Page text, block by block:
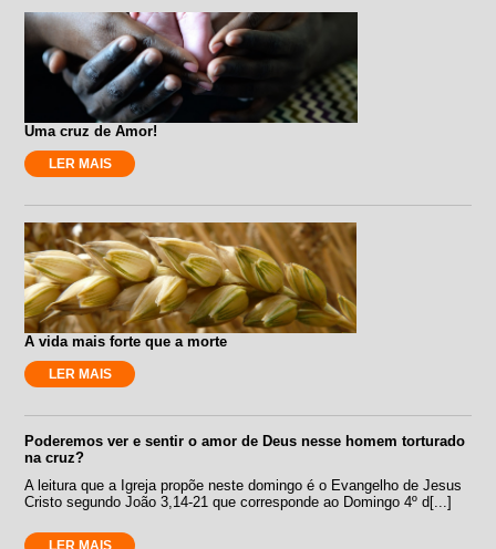
Uma cruz de Amor!
LER MAIS
A vida mais forte que a morte
LER MAIS
Poderemos ver e sentir o amor de Deus nesse homem torturado
na cruz?
A leitura que a Igreja propõe neste domingo é o Evangelho de Jesus
Cristo segundo João 3,14-21 que corresponde ao Domingo 4º d[...]
LER MAIS